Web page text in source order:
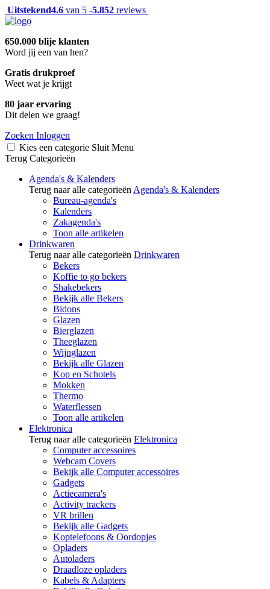
Uitstekend4.6 van 5 -5.852 reviews
650.000 blije klanten
Word jij een van hen?
Gratis drukproef
Weet wat je krijgt
80 jaar ervaring
Dit delen we graag!
Zoeken Inloggen
Kies een categorie Sluit Menu
Terug Categorieën
Agenda's & Kalenders
Terug naar alle categorieën Agenda's & Kalenders
Bureau-agenda's
Kalenders
Zakagenda's
Toon alle artikelen
Drinkwaren
Terug naar alle categorieën Drinkwaren
Bekers
Koffie to go bekers
Shakebekers
Bekijk alle Bekers
Bidons
Glazen
Bierglazen
Theeglazen
Wijnglazen
Bekijk alle Glazen
Kop en Schotels
Mokken
Thermo
Waterflessen
Toon alle artikelen
Elektronica
Terug naar alle categorieën Elektronica
Computer accessoires
Webcam Covers
Bekijk alle Computer accessoires
Gadgets
Actiecamera's
Activity trackers
VR brillen
Bekijk alle Gadgets
Koptelefoons & Oordopjes
Opladers
Autoladers
Draadloze opladers
Kabels & Adapters